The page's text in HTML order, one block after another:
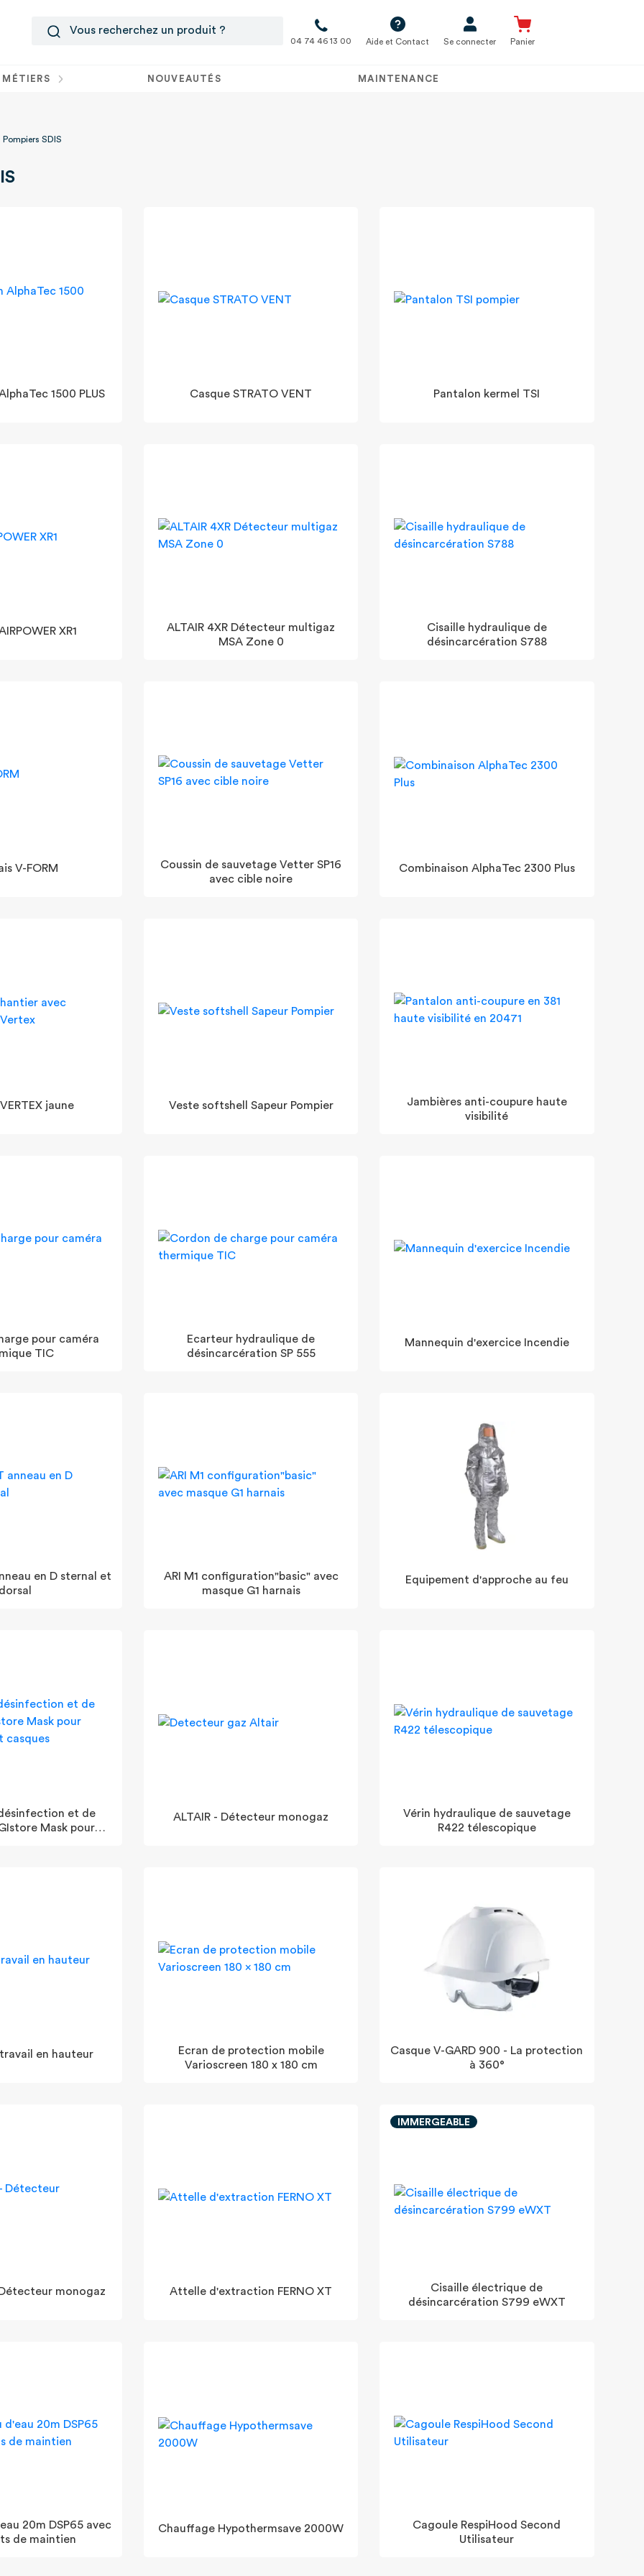
04 74 46 13 00 Aide et Contact Se connecter Panier
NOUVEAUTÉS MAINTENANCE
Pompiers SDIS
1500 PLUS Casque STRATO VENT Pantalon kermel TSI
XR1
ALTAIR 4XR Détecteur multigaz
MSA Zone 0
Cisaille hydraulique de
désincarcération S788
V-FORM
Coussin de sauvetage Vetter SP16
avec cible noire
Combinaison AlphaTec 2300 Plus
jaune Veste softshell Sapeur Pompier
Jambières anti-coupure haute
visibilité
pour caméra
TIC
Ecarteur hydraulique de
désincarcération SP 555
Mannequin d'exercice Incendie
en D sternal et
ARI M1 configuration"basic" avec
masque G1 harnais
Equipement d'approche au feu
et de
Mask pour
ALTAIR - Détecteur monogaz
Vérin hydraulique de sauvetage
R422 télescopique
en hauteur
Ecran de protection mobile
Varioscreen 180 x 180 cm
Casque V-GARD 900 - La protection
à 360°
Détecteur monogaz Attelle d'extraction FERNO XT
IMMERGEABLE
Cisaille électrique de
désincarcération S799 eWXT
20m DSP65 avec
de maintien
Chauffage Hypothermsave 2000W
Cagoule RespiHood Second
Utilisateur